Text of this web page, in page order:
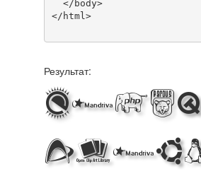
</html>
Результат: